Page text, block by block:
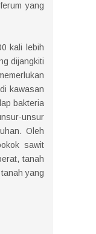
yang
kali lebih
dijangkiti
kawasan
bakteria
unsur
Oleh
sawit
tanah
yang